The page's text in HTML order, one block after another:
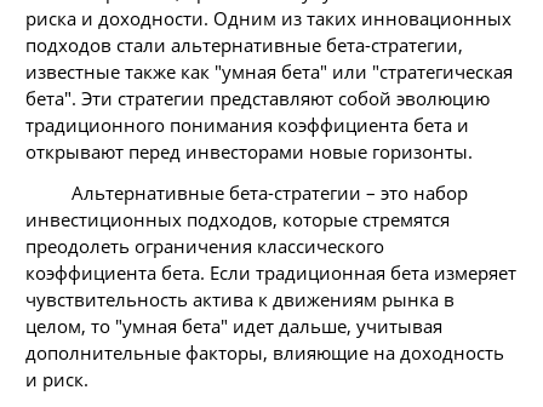
риска и доходности. Одним из таких инновационных
подходов стали альтернативные бета-стратегии,
известные также как "умная бета" или "стратегическая
бета". Эти стратегии представляют собой эволюцию
традиционного понимания коэффициента бета и
открывают перед инвесторами новые горизонты.
Альтернативные бета-стратегии – это набор
инвестиционных подходов, которые стремятся
преодолеть ограничения классического
коэффициента бета. Если традиционная бета измеряет
чувствительность актива к движениям рынка в
целом, то "умная бета" идет дальше, учитывая
дополнительные факторы, влияющие на доходность
и риск.